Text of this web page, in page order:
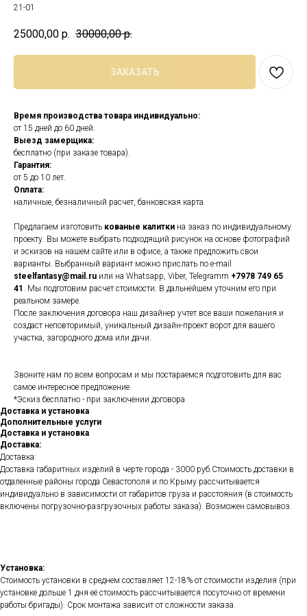
21-01
25000,00 р. 30000,00 р.
ЗАКАЗАТЬ
Время производства товара индивидуально:
от 15 дней до 60 дней.
Выезд замерщика:
бесплатно (при заказе товара).
Гарантия:
от 5 до 10 лет.
Оплата:
наличные, безналичный расчет, банковская карта.
Предлагаем изготовить кованые калитки на заказ по индивидуальному
проекту. Вы можете выбрать подходящий рисунок на основе фотографий
и эскизов на нашем сайте или в офисе, а также предложить свои
варианты. Выбранный вариант можно прислать по e-mail
steelfantasy@mail.ru или на Whatsapp, Viber, Telegramm +7978 749 65
41 . Мы подготовим расчет стоимости. В дальнейшем уточним его при
реальном замере.
После заключения договора наш дизайнер учтет все ваши пожелания и
создаст неповторимый, уникальный дизайн-проект ворот для вашего
участка, загородного дома или дачи.
Звоните нам по всем вопросам и мы постараемся подготовить для вас
самое интересное предложение.
*Эскиз бесплатно - при заключении договора
Доставка и установка
Дополнительные услуги
Доставка и установка
Доставка:
Доставка:
Доставка габаритных изделий в черте города - 3000 руб.Стоимость доставки в
отдаленные районы города Севастополя и по Крыму рассчитывается
индивидуально в зависимости от габаритов груза и расстояния (в стоимость
включены погрузочно-разгрузочных работы заказа). Возможен самовывоз.
Установка:
Стоимость установки в среднем составляет 12-18% от стоимости изделия (при
установке дольше 1 дня её стоимость рассчитывается посуточно от времени
работы бригады). Срок монтажа зависит от сложности заказа.